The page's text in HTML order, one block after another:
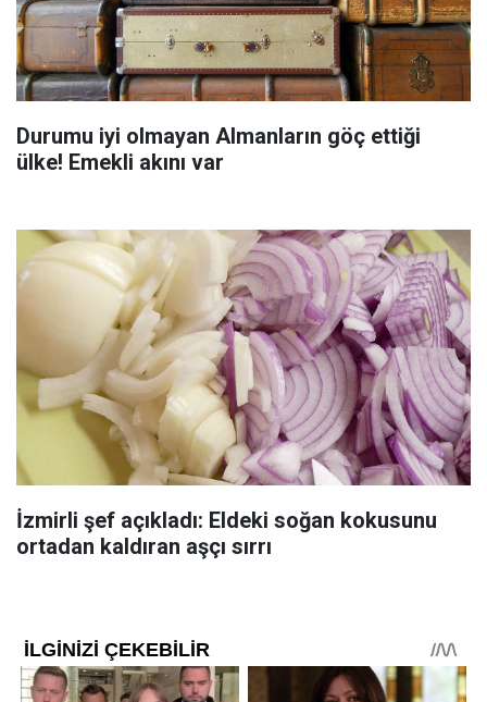
Durumu iyi olmayan Almanların göç ettiği
ülke! Emekli akını var
İzmirli şef açıkladı: Eldeki soğan kokusunu
ortadan kaldıran aşçı sırrı